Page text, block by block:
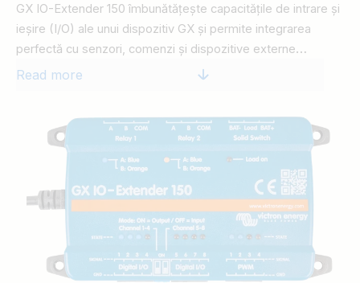
Multiplus-
Orion
GX IO-Extender 150 îmbunătățește capacitățile de intrare și
ieșire (I/O) ale unui dispozitiv GX și permite integrarea
perfectă cu senzori, comenzi și dispozitive externe
suplimentare. Se conectează prin USB, care servește și ca
RED pe dispozitivul GX, precum și din panoul Switch din
interfața utilizatorului.
Read more